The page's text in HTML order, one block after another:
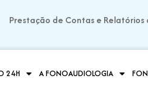
Prestação de Contas e Relatórios
24H A FONOAUDIOLOGIA